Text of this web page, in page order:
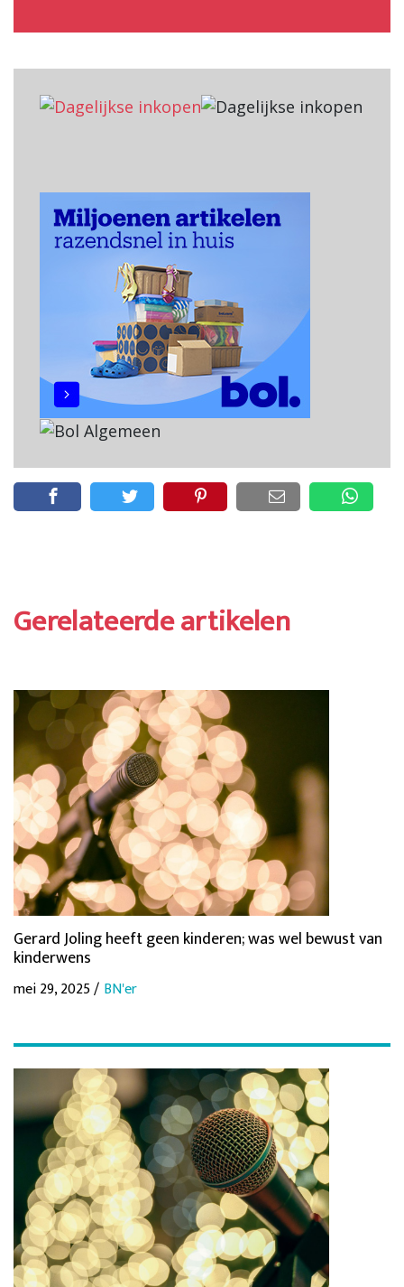
Gerelateerde artikelen
Gerard Joling heeft geen kinderen; was wel bewust van
kinderwens
mei 29, 2025 / BN'er